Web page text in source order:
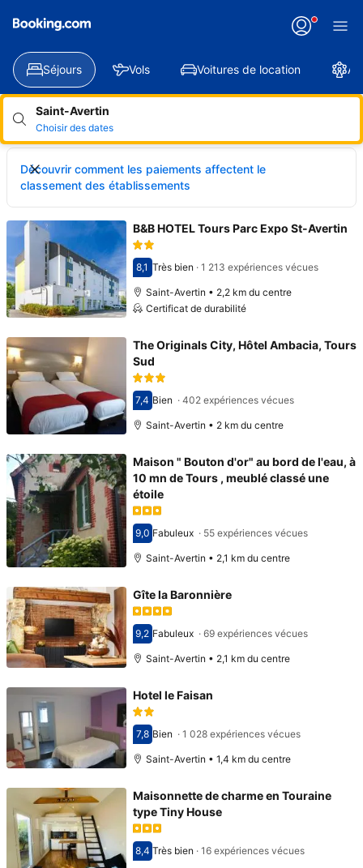
Séjours Vols Voitures de location
Saint-Avertin
Choisir des dates
Découvrir comment les paiements affectent le
classement des établissements
B&B HOTEL Tours Parc Expo St-Avertin
Avec une note de 8,1
8,1 Très bien · 1 213 expériences vécues
Saint-Avertin • 2,2 km du centre
Certificat de durabilité
The Originals City, Hôtel Ambacia, Tours
Sud
Avec une note de 7,4
7,4 Bien · 402 expériences vécues
Saint-Avertin • 2 km du centre
Maison " Bouton d'or" au bord de l'eau, à
10 mn de Tours , meublé classé une
étoile
Avec une note de 9,0
9,0 Fabuleux · 55 expériences vécues
Saint-Avertin • 2,1 km du centre
Gîte la Baronnière
Avec une note de 9,2
9,2 Fabuleux · 69 expériences vécues
Saint-Avertin • 2,1 km du centre
Hotel le Faisan
Avec une note de 7,8
7,8 Bien · 1 028 expériences vécues
Saint-Avertin • 1,4 km du centre
Maisonnette de charme en Touraine
type Tiny House
Avec une note de 8,4
8,4 Très bien · 16 expériences vécues